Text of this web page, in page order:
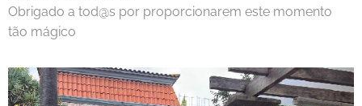
Obrigado a tod@s por proporcionarem este momento
tão mágico ✨